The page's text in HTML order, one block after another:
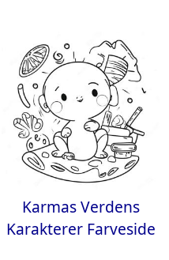
Karmas Verdens
Karakterer Farveside